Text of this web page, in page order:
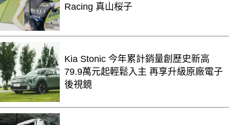
Racing 真山桜子
Kia Stonic 今年累計銷量創歷史新高
79.9萬元起輕鬆入主 再享升級原廠電子
後視鏡